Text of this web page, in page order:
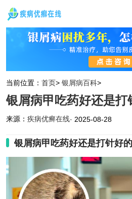
当前位置： 首页> 银屑病百科>
银屑病甲吃药好还是打
来源： 疾病优癣在线· 2025-08-28
银屑病甲吃药好还是打针好